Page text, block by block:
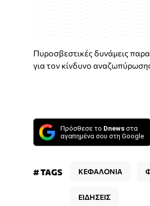
Πυροσβεστικές δυνάμεις
για τον κίνδυνο
Πρόσθεσε το Dnews στα
αγαπημένα σου στη Google
# TAGS ΚΕΦΑΛΟΝΙΑ
ΕΙΔΗΣΕΙΣ